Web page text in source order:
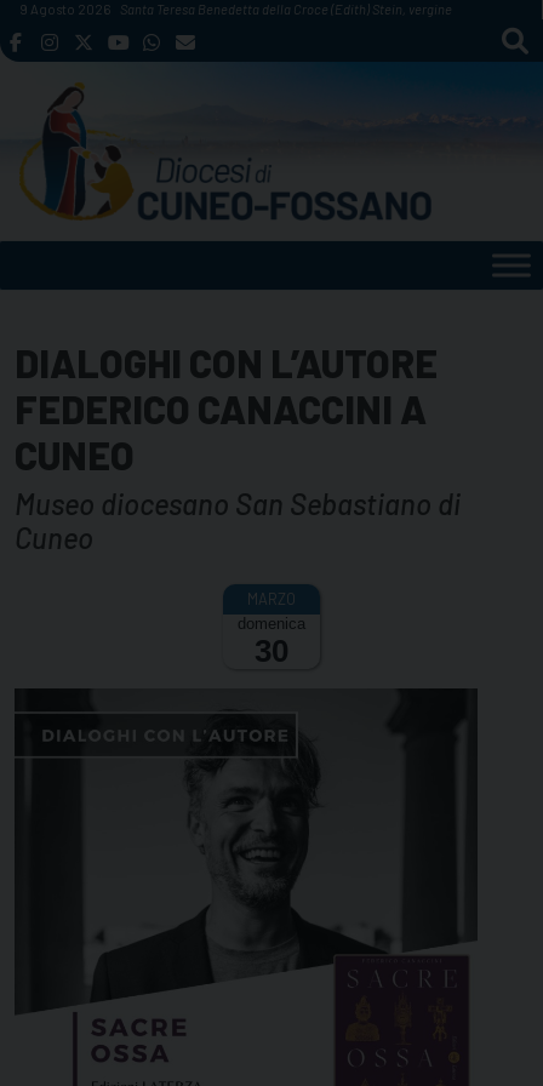
Skip
to
9 Agosto 2026 Santa Teresa Benedetta della Croce (Edith) Stein, vergine
DIALOGHI CON L’AUTORE
FEDERICO CANACCINI A
CUNEO
Museo diocesano San Sebastiano di
Cuneo
domenica
30